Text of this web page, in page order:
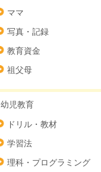
ママ
写真・記録
教育資金
祖父母
幼児教育
ドリル・教材
学習法
理科・プログラミング